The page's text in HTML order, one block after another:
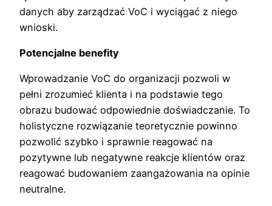
danych aby zarządzać VoC i wyciągać z niego
wnioski.
Potencjalne benefity
Wprowadzanie VoC do organizacji pozwoli w
pełni zrozumieć klienta i na podstawie tego
obrazu budować odpowiednie doświadczanie. To
holistyczne rozwiązanie teoretycznie powinno
pozwolić szybko i sprawnie reagować na
pozytywne lub negatywne reakcje klientów oraz
reagować budowaniem zaangażowania na opinie
neutralne.